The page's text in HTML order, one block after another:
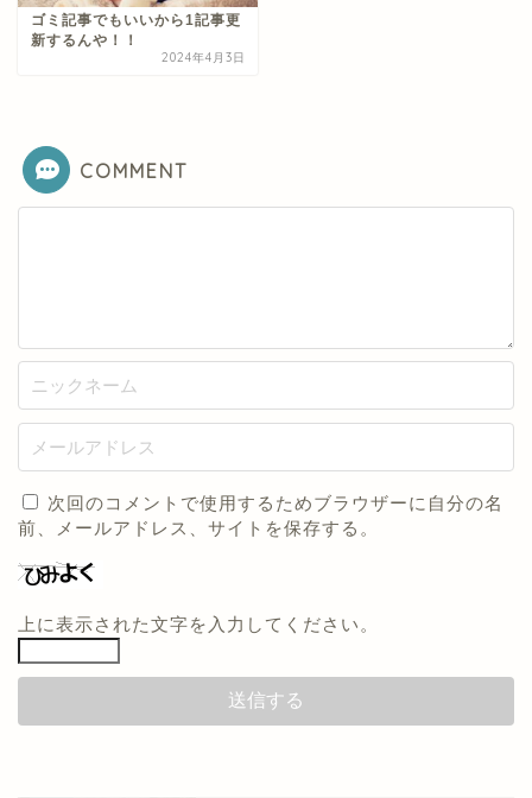
ゴミ記事でもいいから1記事更
新するんや！！
2024年4月3日
COMMENT
次回のコメントで使用するためブラウザーに自分の名
前、メールアドレス、サイトを保存する。
上に表示された文字を入力してください。